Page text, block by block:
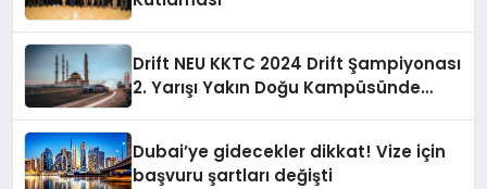
Drift NEU KKTC 2024 Drift Şampiyonası
2. Yarışı Yakın Doğu Kampüsünde
Dubai’ye gidecekler dikkat! Vize için
başvuru şartları değişti